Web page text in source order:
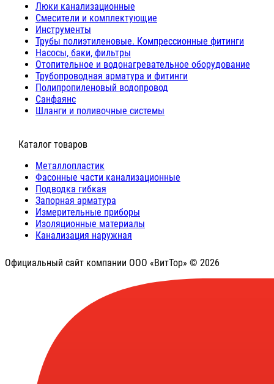
Люки канализационные
Cмесители и комплектующие
Инструменты
Трубы полиэтиленовые. Компрессионные фитинги
Насосы, баки, фильтры
Отопительное и водонагревательное оборудование
Трубопроводная арматура и фитинги
Полипропиленовый водопровод
Санфаянс
Шланги и поливочные системы
⠀Каталог товаров
Металлопластик
Фасонные части канализационные
Подводка гибкая
Запорная арматура
Измерительные приборы
Изоляционные материалы
Канализация наружная
Официальный сайт компании ООО «ВитТор» © 2026